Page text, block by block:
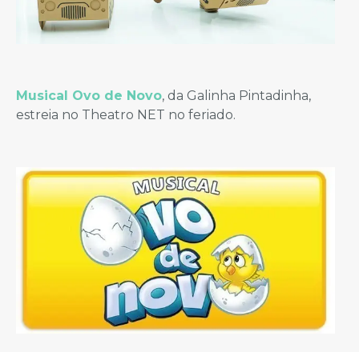
Musical Ovo de Novo, da Galinha Pintadinha,
estreia no Theatro NET no feriado.